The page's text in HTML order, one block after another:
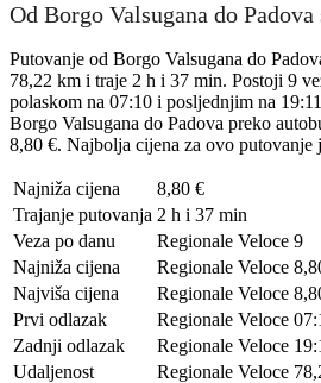
Od Borgo Valsugana do Padova
Putovanje od Borgo Valsugana do
78,22 km i traje 2 h i 37 min. Postoji 9
polaskom na 07:10 i posljednjim na
Borgo Valsugana do Padova preko
8,80 €. Najbolja cijena za ovo putovanje
Najniža cijena
8,80 €
Trajanje putovanja 2 h i 37 min
Veza po danu
Regionale Veloce 9
Najniža cijena
Regionale Veloce
Najviša cijena
Regionale Veloce
Prvi odlazak
Regionale Veloce
Zadnji odlazak
Regionale Veloce
Udaljenost
Regionale Veloce